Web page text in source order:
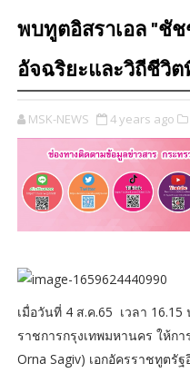
พบทูตอิสราเอล "ชัช
อัจฉริยะและวิถีชีวิ
MSK-NEWS 4 years ago
เมื่อวันที่ 4 ส.ค.65 เวลา
ราชการกรุงเทพมหานคร ให้ก
Orna Sagiv) เอกอัครราชทูตรั